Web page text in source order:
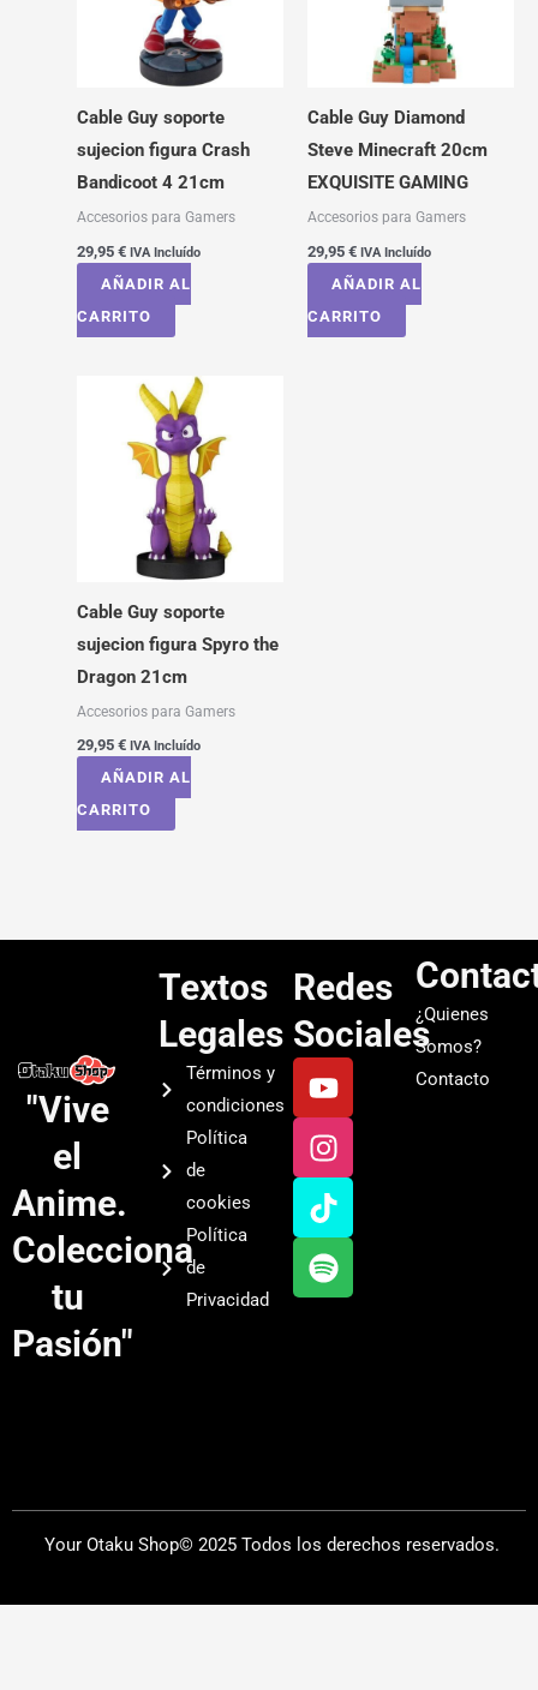
Cable Guy soporte
sujecion figura Crash
Bandicoot 4 21cm
Accesorios para Gamers
29,95 € IVA Incluído
AÑADIR AL
CARRITO
Cable Guy Diamond
Steve Minecraft 20cm
EXQUISITE GAMING
Accesorios para Gamers
29,95 € IVA Incluído
AÑADIR AL
CARRITO
Cable Guy soporte
sujecion figura Spyro the
Dragon 21cm
Accesorios para Gamers
29,95 € IVA Incluído
AÑADIR AL
CARRITO
"Vive
el
Anime.
Colecciona
tu
Pasión"
Textos
Legales
Términos y
condiciones
Política
de
cookies
Política
de
Privacidad
Redes
Sociales
Y
o
u
t
u
b
e
I
n
s
t
a
g
r
a
T
i
k
t
o
k
S
p
o
t
i
f
y
¿Quienes
Somos?
Contacto
Your Otaku Shop© 2025 Todos los derechos reservados.